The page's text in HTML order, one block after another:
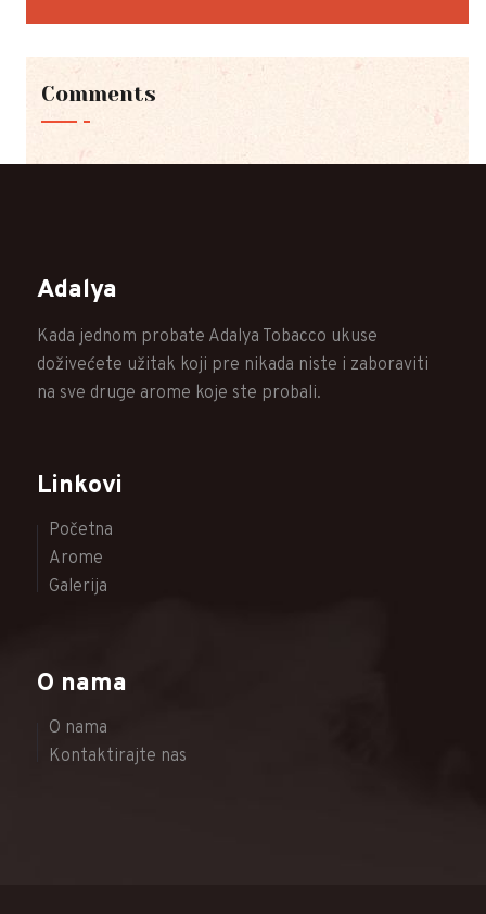
Comments
Adalya
Kada jednom probate Adalya Tobacco ukuse
doživećete užitak koji pre nikada niste i zaboraviti
na sve druge arome koje ste probali.
Linkovi
Početna
Arome
Galerija
O nama
O nama
Kontaktirajte nas